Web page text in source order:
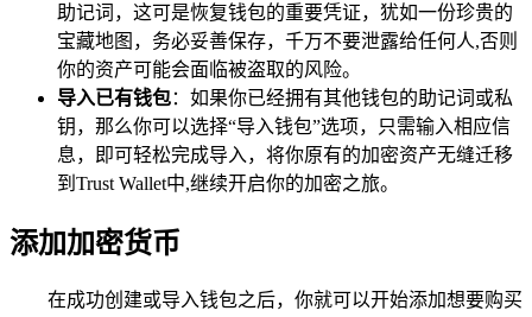
助记词，这可是恢复钱包的重要凭证，犹如一份珍贵的
宝藏地图，务必妥善保存，千万不要泄露给任何人,否则
你的资产可能会面临被盗取的风险。
导入已有钱包：如果你已经拥有其他钱包的助记词或私
钥，那么你可以选择“导入钱包”选项，只需输入相应信
息，即可轻松完成导入，将你原有的加密资产无缝迁移
到Trust Wallet中,继续开启你的加密之旅。
添加加密货币
在成功创建或导入钱包之后，你就可以开始添加想要购买